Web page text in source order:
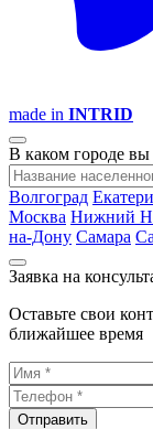
made in INTRID
В каком городе вы
Волгоград
Москва Нижний
на-Дону Самара
Заявка на
Оставьте свои
ближайшее время
Отправить